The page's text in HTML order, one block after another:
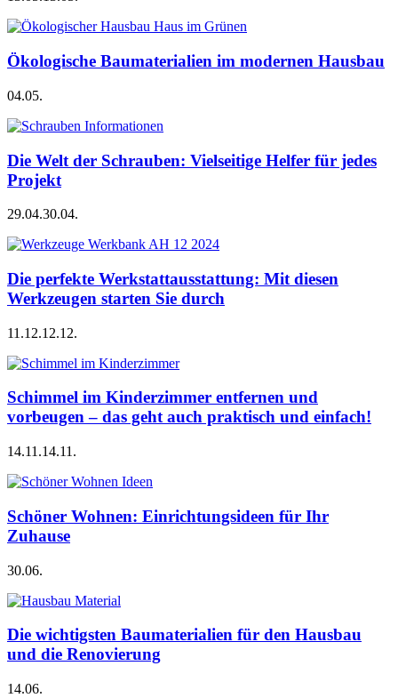
Ökologische Baumaterialien im modernen Hausbau
04.05.
Die Welt der Schrauben: Vielseitige Helfer für jedes
Projekt
29.04.30.04.
Die perfekte Werkstattausstattung: Mit diesen
Werkzeugen starten Sie durch
11.12.12.12.
Schimmel im Kinderzimmer entfernen und
vorbeugen – das geht auch praktisch und einfach!
14.11.14.11.
Schöner Wohnen: Einrichtungsideen für Ihr
Zuhause
30.06.
Die wichtigsten Baumaterialien für den Hausbau
und die Renovierung
14.06.